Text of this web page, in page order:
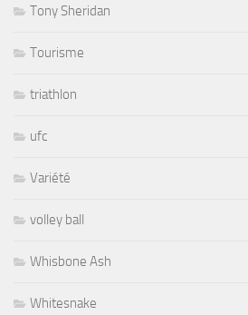
Tony Sheridan
Tourisme
triathlon
ufc
Variété
volley ball
Whisbone Ash
Whitesnake